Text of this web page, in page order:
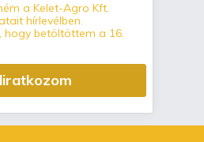
a Kelet-Agro Kft.
hírlevélben.
hogy betöltöttem a 16.